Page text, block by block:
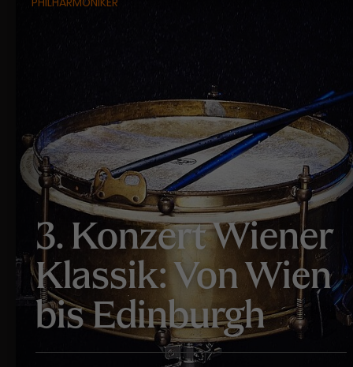
3. Konzert Wiener
Klassik: Von Wien
bis Edinburgh